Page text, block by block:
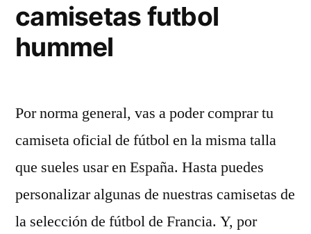
camisetas futbol
hummel
Por norma general, vas a poder comprar tu
camiseta oficial de fútbol en la misma talla
que sueles usar en España. Hasta puedes
personalizar algunas de nuestras camisetas de
la selección de fútbol de Francia. Y, por